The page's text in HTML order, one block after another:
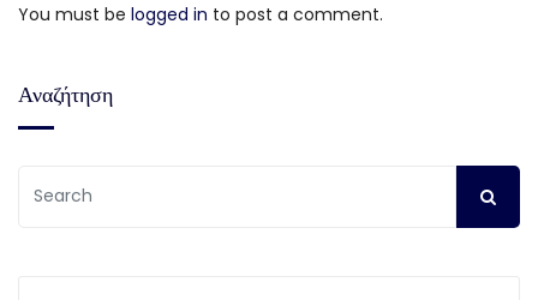
You must be logged in to post a comment.
Αναζήτηση